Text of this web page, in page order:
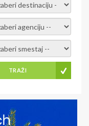
destinaciju --
agenciju --
smestaj --
TRAŽI